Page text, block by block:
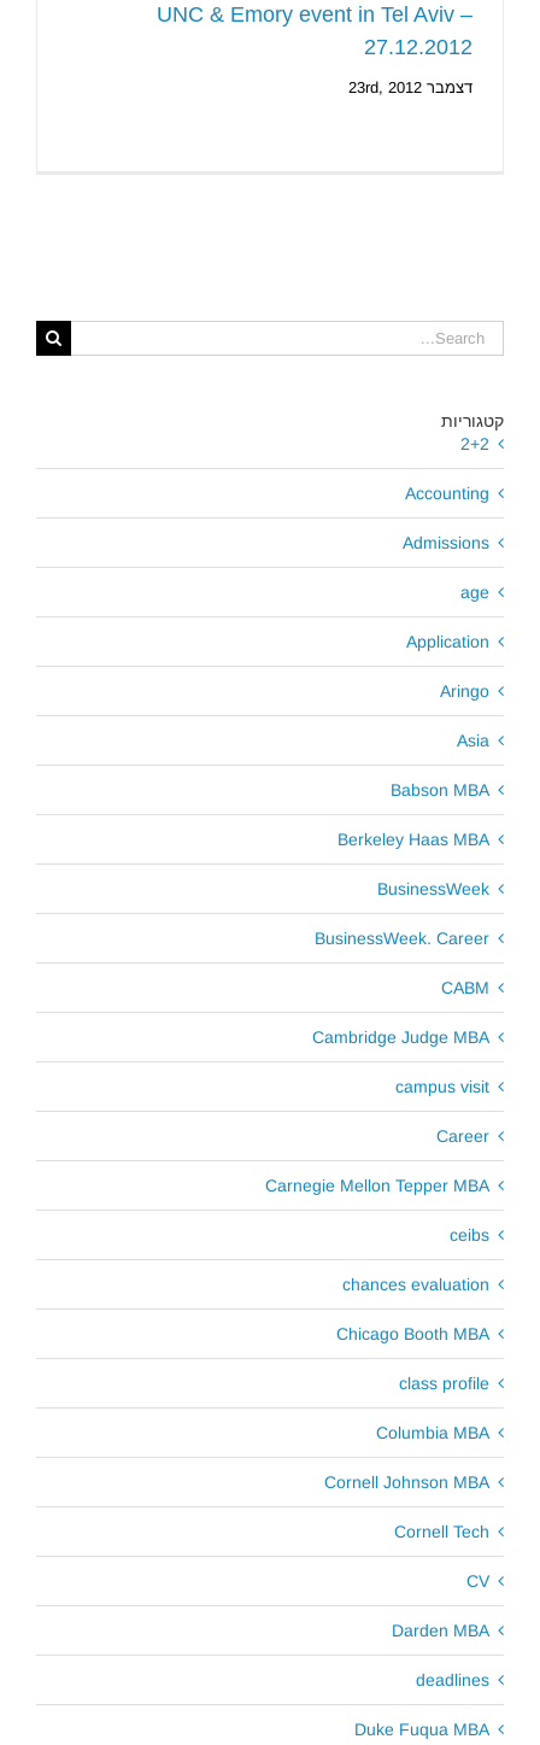
UNC & Emory event in Tel Aviv –
27.12.2012
דצמבר 23rd, 2012
Search
for:
קטגוריות
2+2
Accounting
Admissions
age
Application
Aringo
Asia
Babson MBA
Berkeley Haas MBA
BusinessWeek
BusinessWeek. Career
CABM
Cambridge Judge MBA
campus visit
Career
Carnegie Mellon Tepper MBA
ceibs
chances evaluation
Chicago Booth MBA
class profile
Columbia MBA
Cornell Johnson MBA
Cornell Tech
CV
Darden MBA
deadlines
Duke Fuqua MBA